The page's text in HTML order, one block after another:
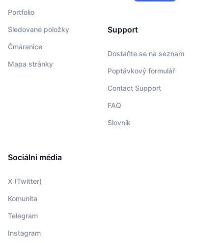
Portfolio
Sledované položky
Čmáranice
Mapa stránky
Support
Dostaňte se na seznam
Poptávkový formulář
Contact Support
FAQ
Slovník
Sociální média
X (Twitter)
Komunita
Telegram
Instagram